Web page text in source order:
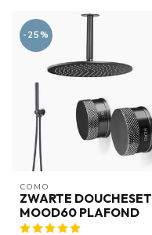
-25%
COMO
ZWARTE DOUCHESET
MOOD60 PLAFOND